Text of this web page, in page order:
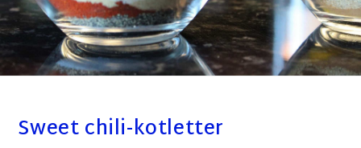
Sweet chili-kotletter